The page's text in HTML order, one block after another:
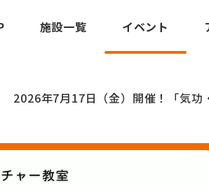
施設一覧 イベント
2026年7月17日（金）開催！「気功